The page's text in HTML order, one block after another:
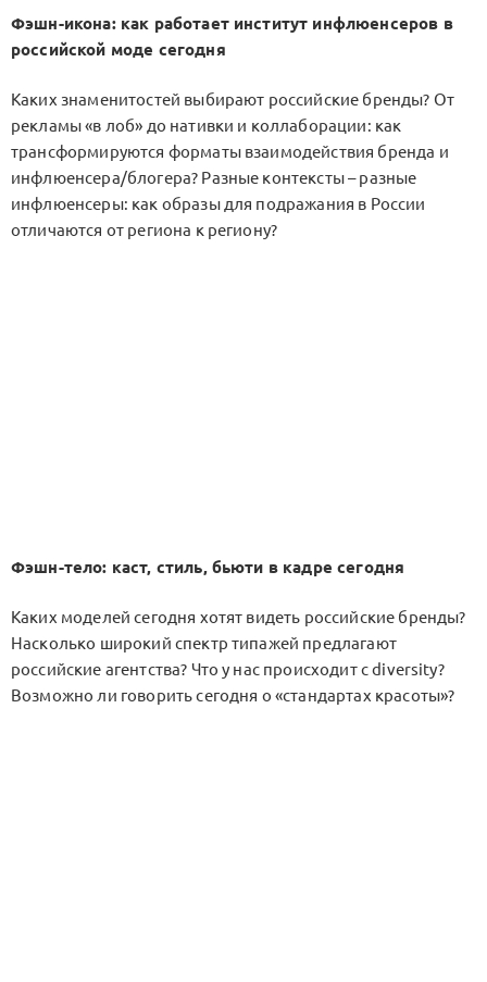
Фэшн-икона: как работает институт инфлюенсеров в
российской моде сегодня
Каких знаменитостей выбирают российские бренды? От
рекламы «в лоб» до нативки и коллаборации: как
трансформируются форматы взаимодействия бренда и
инфлюенсера/блогера? Разные контексты – разные
инфлюенсеры: как образы для подражания в России
отличаются от региона к региону?
Фэшн-тело: каст, стиль, бьюти в кадре сегодня
Каких моделей сегодня хотят видеть российские бренды?
Насколько широкий спектр типажей предлагают
российские агентства? Что у нас происходит с diversity?
Возможно ли говорить сегодня о «стандартах красоты»?